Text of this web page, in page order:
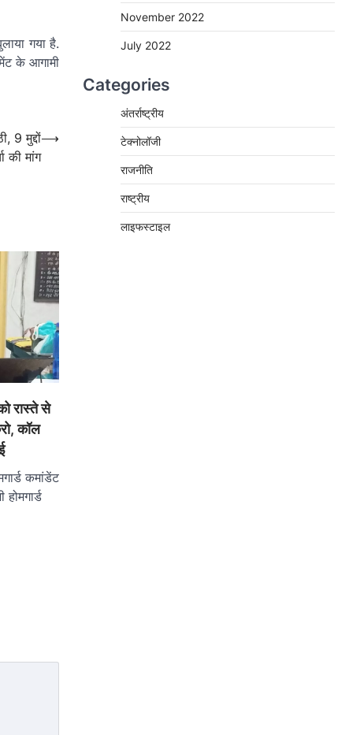
गया है.
के आगामी
9 मुद्दों
की मांग
⟶
रास्ते से
कॉल
कमांडेंट
November 2022
July 2022
Categories
अंतर्राष्ट्रीय
टेक्नोलॉजी
राजनीति
राष्ट्रीय
लाइफस्टाइल